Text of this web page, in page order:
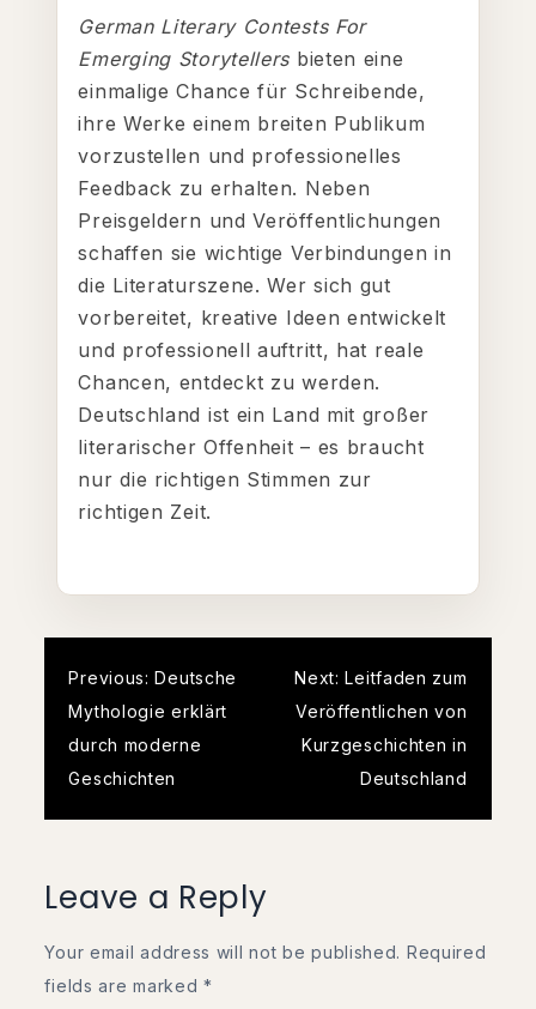
German Literary Contests For
Emerging Storytellers bieten eine
einmalige Chance für Schreibende,
ihre Werke einem breiten Publikum
vorzustellen und professionelles
Feedback zu erhalten. Neben
Preisgeldern und Veröffentlichungen
schaffen sie wichtige Verbindungen in
die Literaturszene. Wer sich gut
vorbereitet, kreative Ideen entwickelt
und professionell auftritt, hat reale
Chancen, entdeckt zu werden.
Deutschland ist ein Land mit großer
literarischer Offenheit – es braucht
nur die richtigen Stimmen zur
richtigen Zeit.
Post
navigation
Previous: Deutsche
Mythologie erklärt
durch moderne
Geschichten
Next: Leitfaden zum
Veröffentlichen von
Kurzgeschichten in
Deutschland
Leave a Reply
Your email address will not be published. Required
fields are marked*